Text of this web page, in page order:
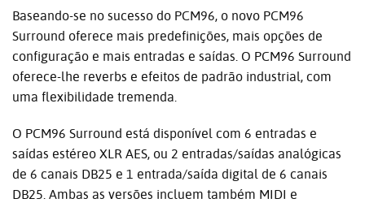
Baseando-se no sucesso do PCM96, o novo PCM96
Surround oferece mais predefinições, mais opções de
configuração e mais entradas e saídas. O PCM96 Surround
oferece-lhe reverbs e efeitos de padrão industrial, com
uma flexibilidade tremenda.
O PCM96 Surround está disponível com 6 entradas e
saídas estéreo XLR AES, ou 2 entradas/saídas analógicas
de 6 canais DB25 e 1 entrada/saída digital de 6 canais
DB25. Ambas as versões incluem também MIDI e